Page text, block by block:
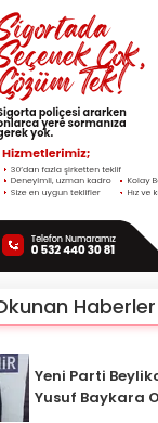
Haberler
Yeni Parti
Yusuf Baykara